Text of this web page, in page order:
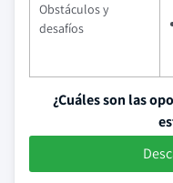
Obstáculos y
desafíos
¿Cuáles son las